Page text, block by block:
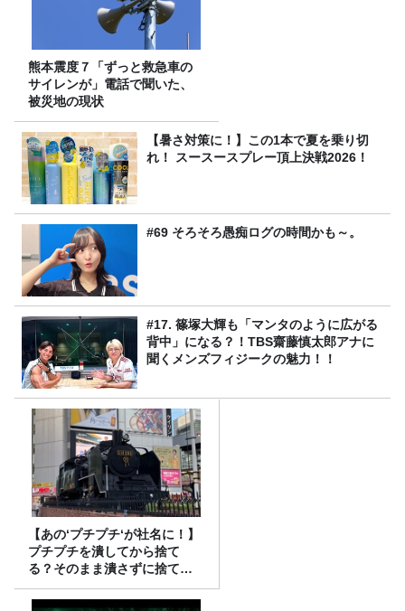
熊本震度７「ずっと救急車の
サイレンが」電話で聞いた、
被災地の現状
【暑さ対策に！】この1本で夏を乗り切
れ！ スースースプレー頂上決戦2026！
#69 そろそろ愚痴ログの時間かも～。
#17. 篠塚大輝も「マンタのように広がる
背中」になる？！TBS齋藤慎太郎アナに
聞くメンズフィジークの魅力！！
【あの‘プチプチ‘が社名に！】
プチプチを潰してから捨て
る？そのまま潰さずに捨て
る？